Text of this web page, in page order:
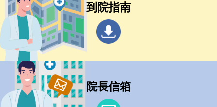
到院指南
院長信箱